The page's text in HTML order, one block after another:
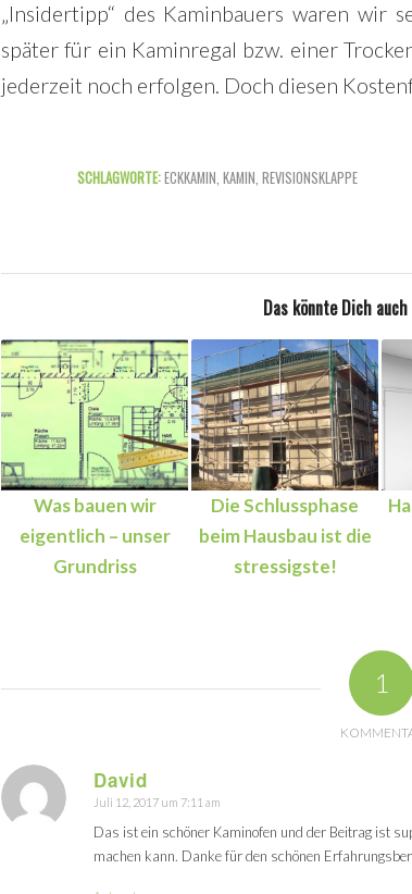
„Insidertipp“ des Kaminbauers waren wir
später für ein Kaminregal bzw. einer
jederzeit noch erfolgen. Doch diesen
SCHLAGWORTE:ECKKAMIN KAMIN REVISIONSKLAPPE
Das könnte Dich
Was bauen wir
eigentlich – unser
Grundriss
Die Schlussphase
beim Hausbau ist die
stressigste!
1
David
sagte:
Juli 12, 2017 um 7:11 am
Das ist ein schöner Kaminofen und der Beitrag ist
machen kann. Danke für den schönen